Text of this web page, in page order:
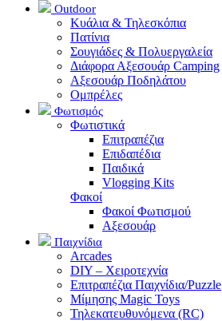
Outdoor
Κυάλια & Τηλεσκόπια
Πατίνια
Σουγιάδες & Πολυεργαλεία
Διάφορα Αξεσουάρ Camping
Αξεσουάρ Ποδηλάτου
Ομπρέλες
Φωτισμός
Φωτιστικά
Επιτραπέζια
Επιδαπέδια
Παιδικά
Vlogging Kits
Φακοί
Φακοί Φωτισμού
Αξεσουάρ
Παιχνίδια
Arcades
DIY – Χειροτεχνία
Επιτραπέζια Παιχνίδια/Puzzle
Μίμησης Magic Toys
Τηλεκατευθυνόμενα (RC)